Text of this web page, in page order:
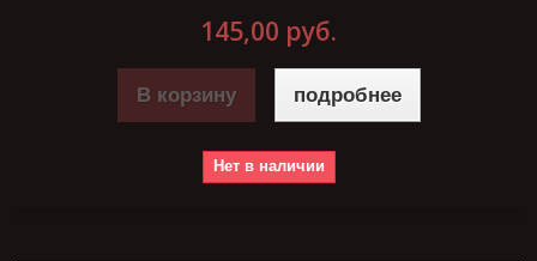
145,00 руб.
В корзину подробнее
Нет в наличии